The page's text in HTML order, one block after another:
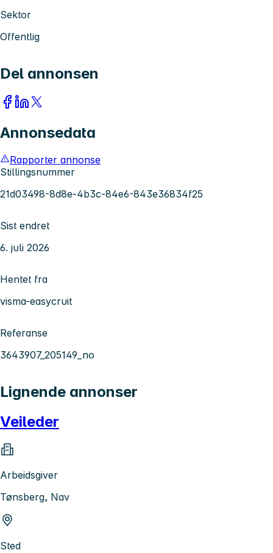
Sektor
Offentlig
Del annonsen
Annonsedata
Rapporter annonse
Stillingsnummer
21d03498-8d8e-4b3c-84e6-843e36834f25
Sist endret
6. juli 2026
Hentet fra
visma-easycruit
Referanse
3643907_205149_no
Lignende annonser
Veileder
Arbeidsgiver
Tønsberg, Nav
Sted